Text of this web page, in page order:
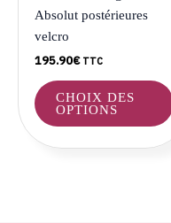
Absolut postérieures
velcro
195.90€ TTC
CHOIX DES
OPTIONS